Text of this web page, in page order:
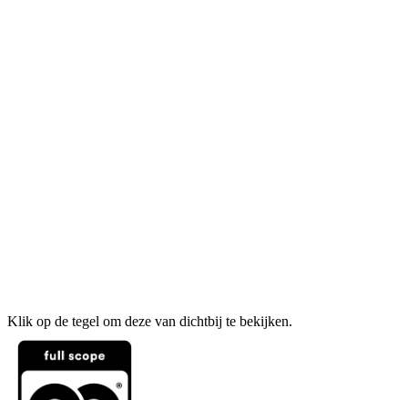
Klik op de tegel om deze van dichtbij te bekijken.